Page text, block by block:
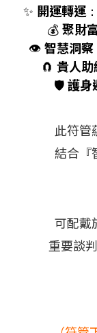
✨ 開運轉運
💰 聚財
👁 智慧洞察
🧲 貴人助
🛡 護身
此符管
結合『
可配戴
重要談